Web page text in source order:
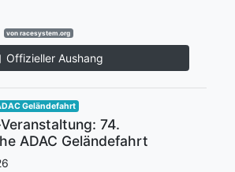
von racesystem.org
Offizieller Aushang
Geländefahrt
74.
ADAC Geländefahrt